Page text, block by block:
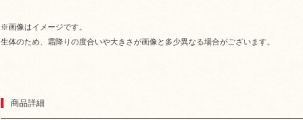
※画像はイメージです。
生体のため、霜降りの度合いや大きさが画像と多少異なる場合がございます。
商品詳細